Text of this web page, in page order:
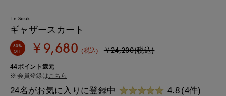
Le Souk
ギャザースカート
60%
OFF ￥9,680 (税込) ￥24,200(税込)
44ポイント還元
会員登録はこちら
24名がお気に入りに登録中 4.8 (4件)